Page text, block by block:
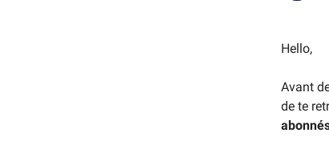
Hello,
Avant
de te